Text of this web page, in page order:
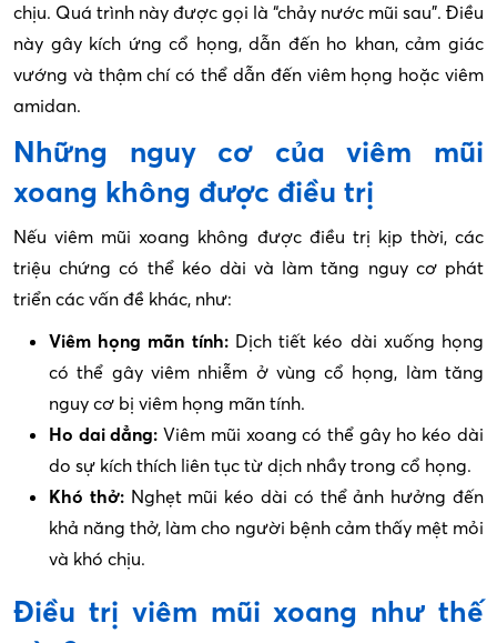
chịu. Quá trình này được gọi là “chảy nước mũi sau”. Điều
này gây kích ứng cổ họng, dẫn đến ho khan, cảm giác
vướng và thậm chí có thể dẫn đến viêm họng hoặc viêm
amidan.
Những nguy cơ của viêm mũi
xoang không được điều trị
Nếu viêm mũi xoang không được điều trị kịp thời, các
triệu chứng có thể kéo dài và làm tăng nguy cơ phát
triển các vấn đề khác, như:
Viêm họng mãn tính:Dịch tiết kéo dài xuống họng
có thể gây viêm nhiễm ở vùng cổ họng, làm tăng
nguy cơ bị viêm họng mãn tính.
Ho dai dẳng: Viêm mũi xoang có thể gây ho kéo dài
do sự kích thích liên tục từ dịch nhầy trong cổ họng.
Khó thở:Nghẹt mũi kéo dài có thể ảnh hưởng đến
khả năng thở, làm cho người bệnh cảm thấy mệt mỏi
và khó chịu.
Điều trị viêm mũi xoang như thế